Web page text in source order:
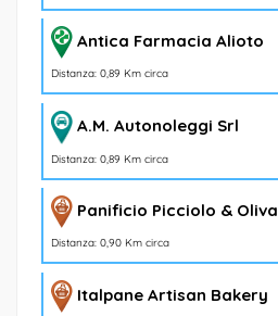
Antica Farmacia Alioto
Distanza: 0,89 Km circa
A.M. Autonoleggi Srl
Distanza: 0,89 Km circa
Panificio Picciolo & Oliva
Distanza: 0,90 Km circa
Italpane Artisan Bakery